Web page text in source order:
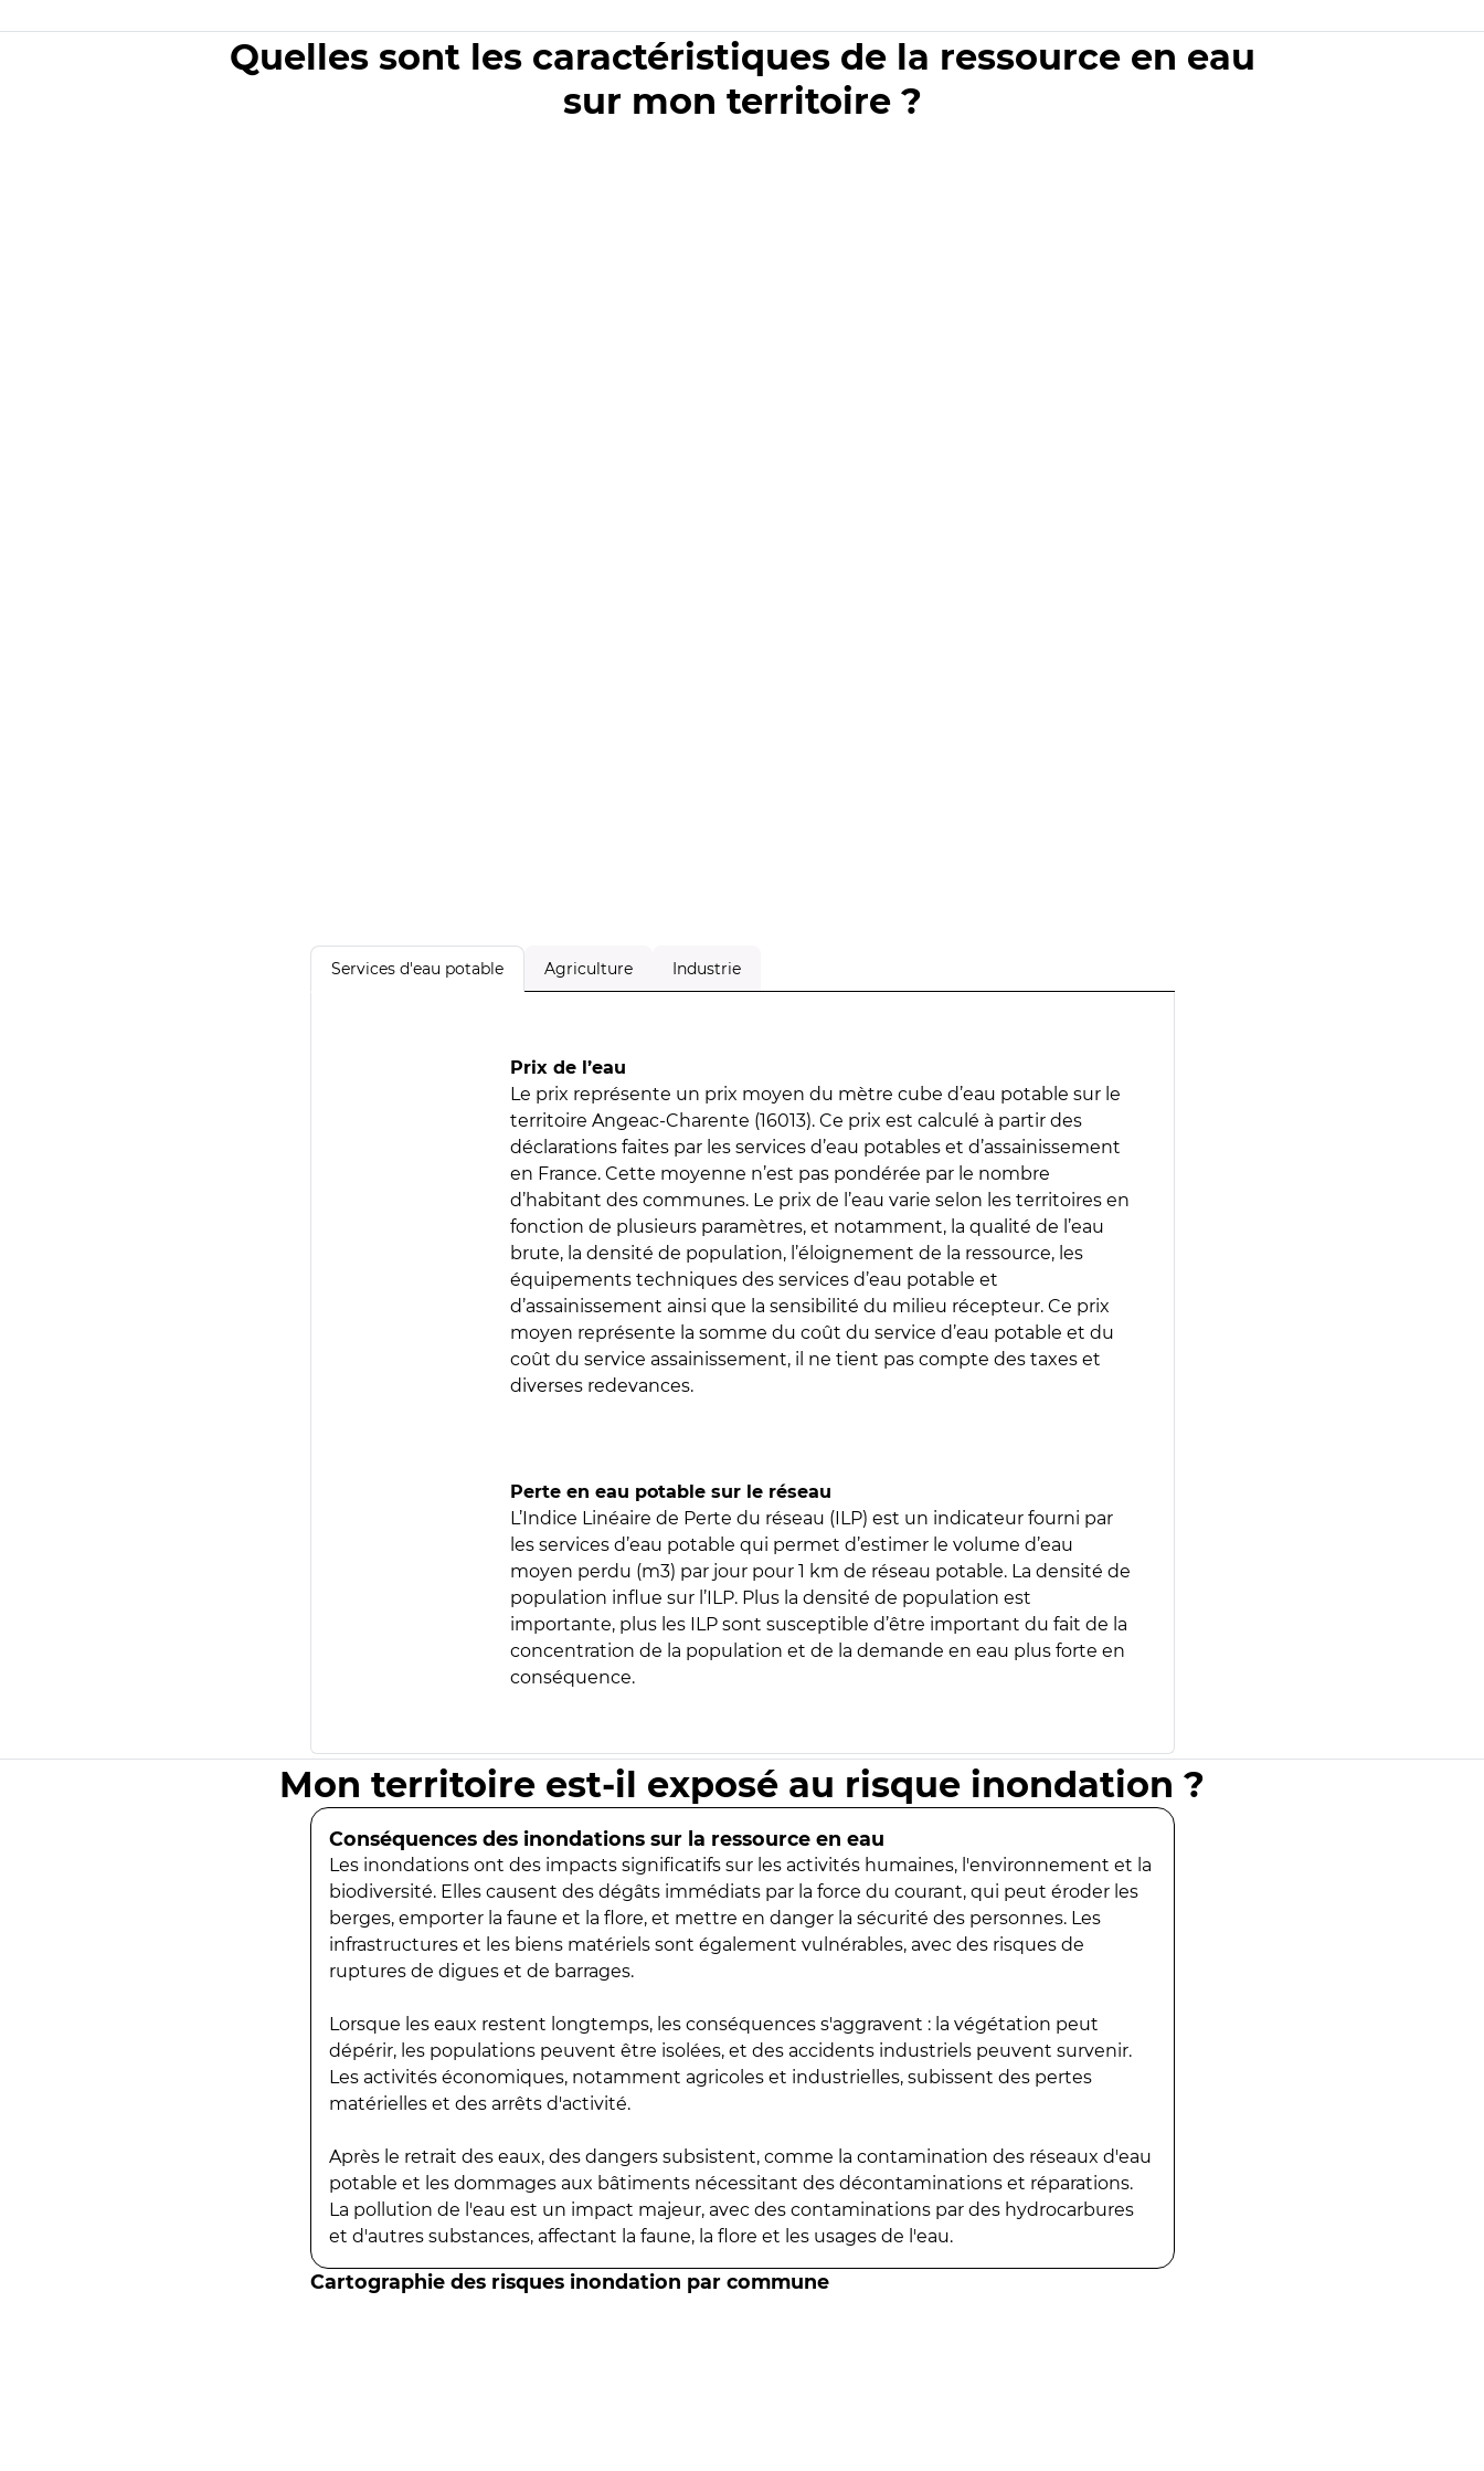
Quelles sont les caractéristiques de la ressource en eau
sur mon territoire ?
Services d'eau potable Agriculture Industrie
Prix de l’eau
Le prix représente un prix moyen du mètre cube d’eau potable sur le
territoire Angeac-Charente (16013). Ce prix est calculé à partir des
déclarations faites par les services d’eau potables et d’assainissement
en France. Cette moyenne n’est pas pondérée par le nombre
d’habitant des communes. Le prix de l’eau varie selon les territoires en
fonction de plusieurs paramètres, et notamment, la qualité de l’eau
brute, la densité de population, l’éloignement de la ressource, les
équipements techniques des services d’eau potable et
d’assainissement ainsi que la sensibilité du milieu récepteur. Ce prix
moyen représente la somme du coût du service d’eau potable et du
coût du service assainissement, il ne tient pas compte des taxes et
diverses redevances.
Perte en eau potable sur le réseau
L’Indice Linéaire de Perte du réseau (ILP) est un indicateur fourni par
les services d’eau potable qui permet d’estimer le volume d’eau
moyen perdu (m3) par jour pour 1 km de réseau potable. La densité de
population influe sur l’ILP. Plus la densité de population est
importante, plus les ILP sont susceptible d’être important du fait de la
concentration de la population et de la demande en eau plus forte en
conséquence.
Mon territoire est-il exposé au risque inondation ?
Conséquences des inondations sur la ressource en eau
Les inondations ont des impacts significatifs sur les activités humaines, l'environnement et la
biodiversité. Elles causent des dégâts immédiats par la force du courant, qui peut éroder les
berges, emporter la faune et la flore, et mettre en danger la sécurité des personnes. Les
infrastructures et les biens matériels sont également vulnérables, avec des risques de
ruptures de digues et de barrages.
Lorsque les eaux restent longtemps, les conséquences s'aggravent : la végétation peut
dépérir, les populations peuvent être isolées, et des accidents industriels peuvent survenir.
Les activités économiques, notamment agricoles et industrielles, subissent des pertes
matérielles et des arrêts d'activité.
Après le retrait des eaux, des dangers subsistent, comme la contamination des réseaux d'eau
potable et les dommages aux bâtiments nécessitant des décontaminations et réparations.
La pollution de l'eau est un impact majeur, avec des contaminations par des hydrocarbures
et d'autres substances, affectant la faune, la flore et les usages de l'eau.
Cartographie des risques inondation par commune